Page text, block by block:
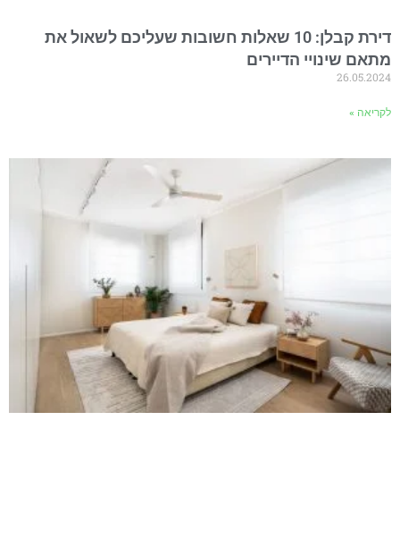
דירת קבלן: 10 שאלות חשובות שעליכם לשאול את
מתאם שינויי הדיירים
26.05.2024
לקריאה »